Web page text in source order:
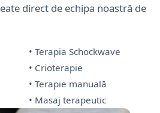
direct de echipa noastră de
• Terapia Schockwave
• Crioterapie
• Terapie manuală
• Masaj terapeutic